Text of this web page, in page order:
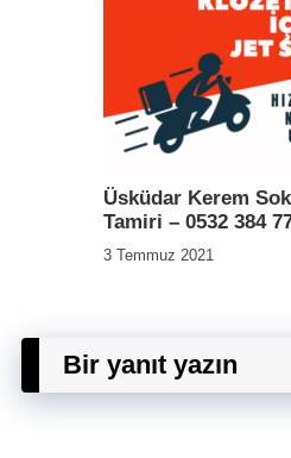
Üsküdar Kerem
Tamiri – 0532 384
3 Temmuz 2021
Bir yanıt yazın